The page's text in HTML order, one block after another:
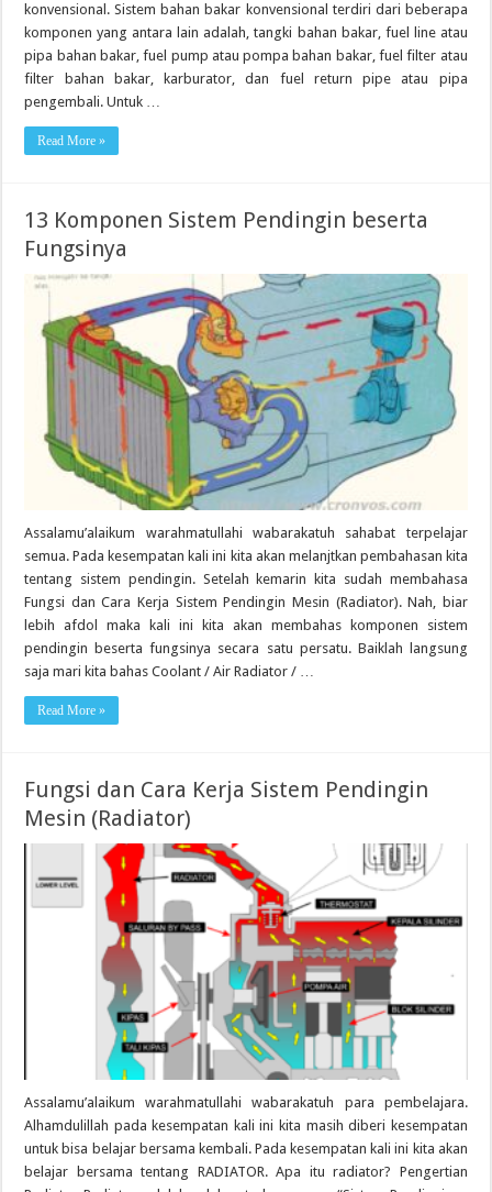
konvensional. Sistem bahan bakar konvensional terdiri dari beberapa
komponen yang antara lain adalah, tangki bahan bakar, fuel line atau
pipa bahan bakar, fuel pump atau pompa bahan bakar, fuel filter atau
filter bahan bakar, karburator, dan fuel return pipe atau pipa
pengembali. Untuk …
Read More »
13 Komponen Sistem Pendingin beserta
Fungsinya
Assalamu’alaikum warahmatullahi wabarakatuh sahabat terpelajar
semua. Pada kesempatan kali ini kita akan melanjtkan pembahasan kita
tentang sistem pendingin. Setelah kemarin kita sudah membahasa
Fungsi dan Cara Kerja Sistem Pendingin Mesin (Radiator). Nah, biar
lebih afdol maka kali ini kita akan membahas komponen sistem
pendingin beserta fungsinya secara satu persatu. Baiklah langsung
saja mari kita bahas Coolant / Air Radiator / …
Read More »
Fungsi dan Cara Kerja Sistem Pendingin
Mesin (Radiator)
Assalamu’alaikum warahmatullahi wabarakatuh para pembelajara.
Alhamdulillah pada kesempatan kali ini kita masih diberi kesempatan
untuk bisa belajar bersama kembali. Pada kesempatan kali ini kita akan
belajar bersama tentang RADIATOR. Apa itu radiator? Pengertian